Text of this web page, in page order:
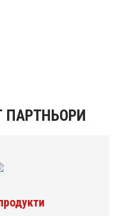
ПАРТНЬОРИ